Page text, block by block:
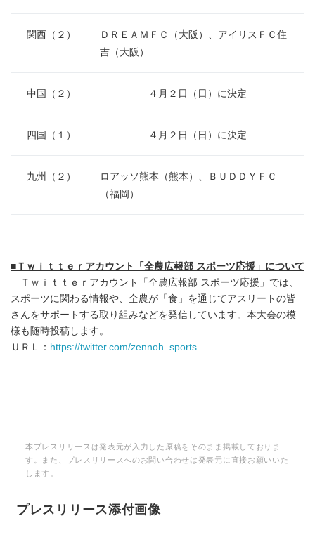
関西（２）
ＤＲＥＡＭＦＣ（大阪）、アイリスＦＣ住
吉（大阪）
中国（２） ４月２日（日）に決定
四国（１） ４月２日（日）に決定
九州（２）
ロアッソ熊本（熊本）、ＢＵＤＤＹＦＣ
（福岡）
■ Ｔｗｉｔｔｅｒアカウント「全農広報部 スポーツ応援」について
Ｔｗｉｔｔｅｒアカウント「全農広報部 スポーツ応援」では、
スポーツに関わる情報や、全農が「食」を通じてアスリートの皆
さんをサポートする取り組みなどを発信しています。本大会の模
様も随時投稿します。
ＵＲＬ： https://twitter.com/zennoh_sports
本プレスリリースは発表元が入力した原稿をそのまま掲載しておりま
す。また、プレスリリースへのお問い合わせは発表元に直接お願いいた
します。
プレスリリース添付画像